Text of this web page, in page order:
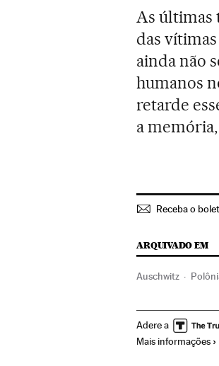
As últimas
das
ainda não
humanos
retarde
a
Receba o
ARQUIVADO EM
Auschwitz
Ideologias
Adere a
Mais informações